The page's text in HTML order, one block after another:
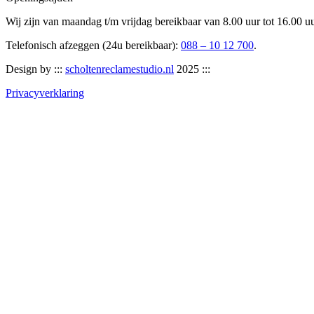
Wij zijn van maandag t/m vrijdag bereikbaar van 8.00 uur tot 16.00
Telefonisch afzeggen (24u bereikbaar): 088 – 10 12 700.
Design by ::: scholtenreclamestudio.nl 2025 :::
Privacyverklaring